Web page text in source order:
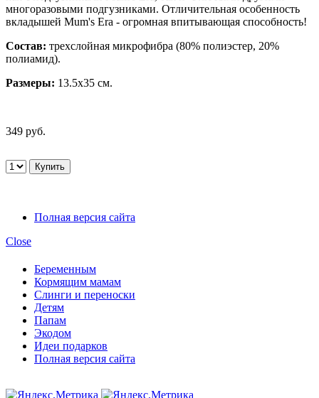
многоразовыми подгузниками. Отличительная особенность
вкладышей Mum's Era - огромная впитывающая способность!
Состав: трехслойная микрофибра (80% полиэстер, 20%
полиамид).
Размеры: 13.5х35 см.
349 руб.
Полная версия сайта
Close
Беременным
Кормящим мамам
Слинги и переноски
Детям
Папам
Экодом
Идеи подарков
Полная версия сайта